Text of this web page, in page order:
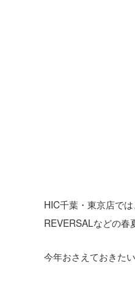
HIC千葉・東京店で
REVERSALなどの春
今年おさえておきた